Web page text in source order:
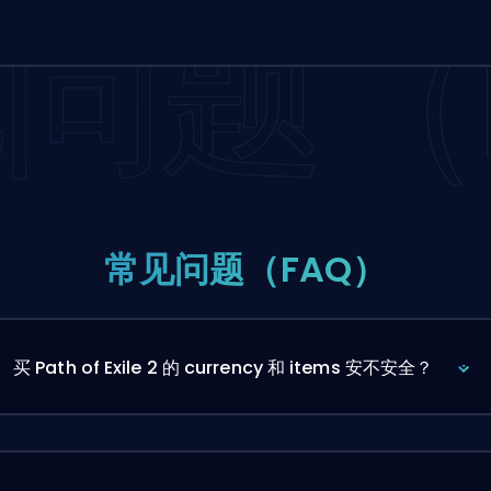
题（
常见问题（FAQ）
买 Path of Exile 2 的 currency 和 items 安不安全？